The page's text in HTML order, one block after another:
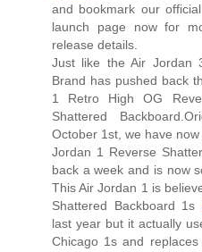
and bookmark our
launch page now for
release details.
Just like the Air Jordan
Brand has pushed back
1 Retro High OG
Shattered
October 1st, we have
Jordan 1 Reverse
back a week and is now
This Air Jordan 1 is
Shattered Backboard 1s
last year but it actually
Chicago 1s and